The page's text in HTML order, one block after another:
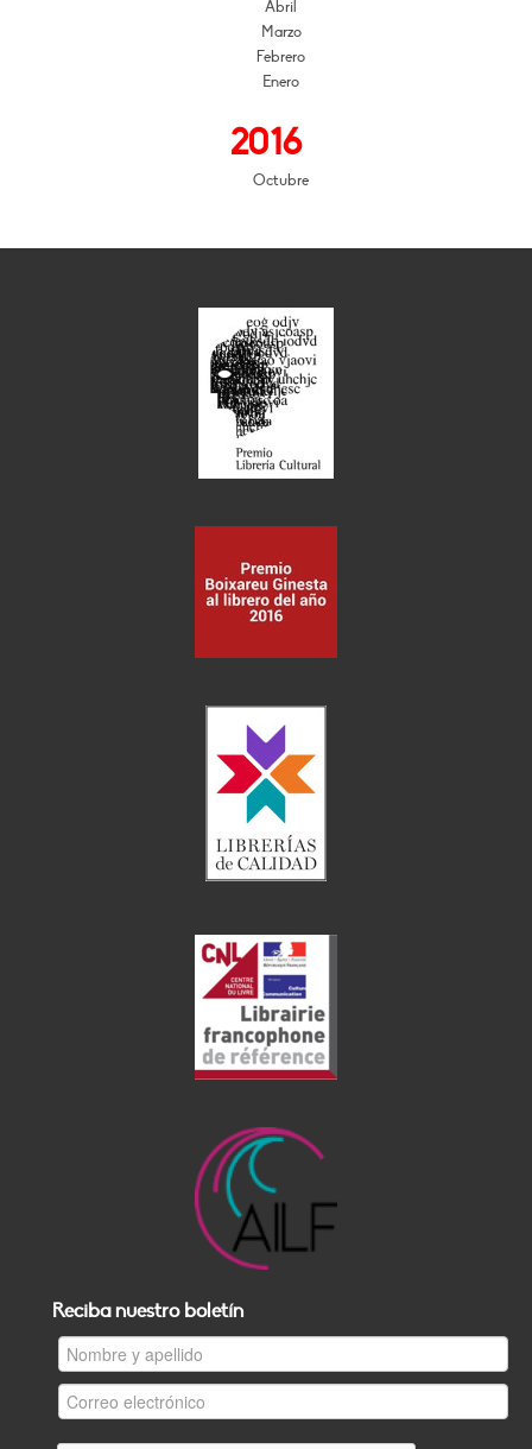
Abril
Marzo
Febrero
Enero
2016
Octubre
Reciba nuestro boletín